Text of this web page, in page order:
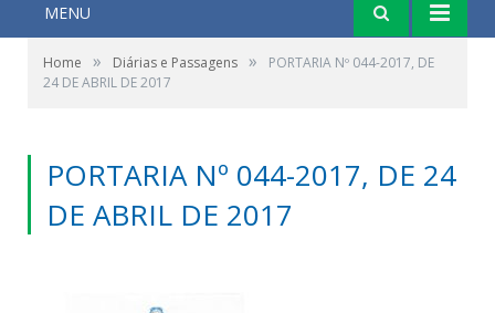
MENU
Home » Diárias e Passagens »
PORTARIA Nº 044-2017, DE
24 DE ABRIL DE 2017
PORTARIA Nº 044-2017, DE 24
DE ABRIL DE 2017